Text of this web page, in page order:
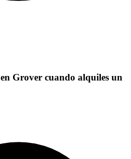
en Grover cuando alquiles un